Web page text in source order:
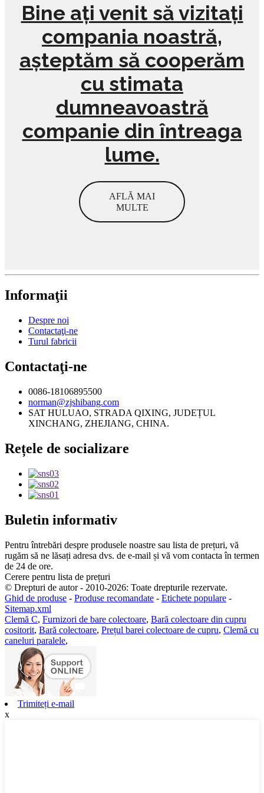
Bine ați venit să vizitați
compania noastră,
așteptăm să cooperăm
cu stimata
dumneavoastră
companie din întreaga
lume.
AFLĂ MAI
MULTE
Informaţii
Despre noi
Contactaţi-ne
Turul fabricii
Contactaţi-ne
0086-18106895500
norman@zjshibang.com
SAT HULUAO, STRADA QIXING, JUDEȚUL
XINCHANG, ZHEJIANG, CHINA.
Rețele de socializare
Buletin informativ
Pentru întrebări despre produsele noastre sau lista de prețuri, vă
rugăm să ne lăsați adresa dvs. de e-mail și vă vom contacta în termen
de 24 de ore.
Cerere pentru lista de prețuri
© Drepturi de autor - 2010-2026: Toate drepturile rezervate.
Ghid de produse - Produse recomandate - Etichete populare -
Sitemap.xml
Clemă C, Furnizori de bare colectoare, Bară colectoare din cupru
cositorit, Bară colectoare, Prețul barei colectoare de cupru, Clemă cu
caneluri paralele,
Trimiteți e-mail
x